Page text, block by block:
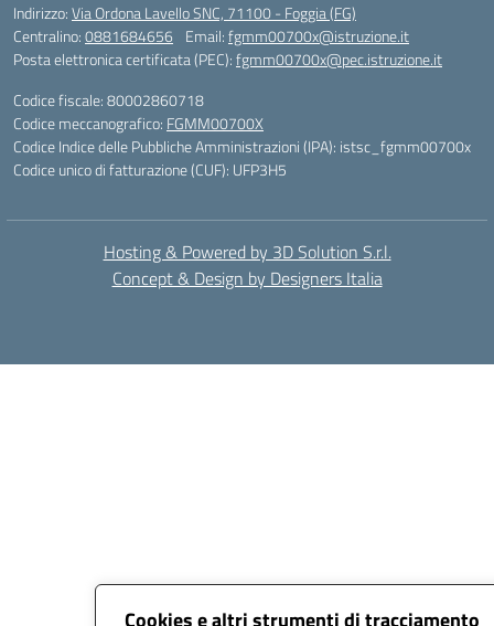
Cookies e altri strumenti di tracciamento
Indirizzo:Via Ordona Lavello SNC, 71100 - Foggia (FG)
Centralino:0881684656 Email:fgmm00700x@istruzione.it
Posta elettronica certificata (PEC):fgmm00700x@pec.istruzione.it
Codice fiscale: 80002860718
Codice meccanografico: FGMM00700X
Codice Indice delle Pubbliche Amministrazioni (IPA): istsc_fgmm00700x
Codice unico di fatturazione (CUF): UFP3H5
Hosting & Powered by 3D Solution S.r.l.
Concept & Design by Designers Italia